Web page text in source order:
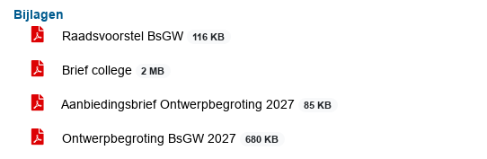
Bijlagen
Raadsvoorstel BsGW
116 KB
Brief college 2 MB
Aanbiedingsbrief Ontwerpbegroting 2027 85 KB
Ontwerpbegroting BsGW 2027 680 KB